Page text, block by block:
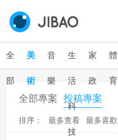
全
部
美
術
音
樂
生
活
科
技
家
政
體
育
全部專案 投稿專案
排序： 最多查看 最多喜歡